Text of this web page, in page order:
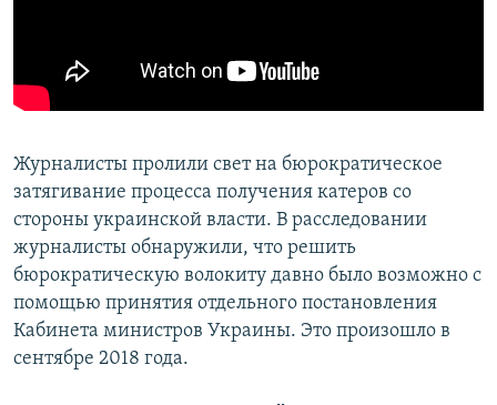
Журналисты пролили свет на бюрократическое
затягивание процесса получения катеров со
стороны украинской власти. В расследовании
журналисты обнаружили, что решить
бюрократическую волокиту давно было возможно с
помощью принятия отдельного постановления
Кабинета министров Украины. Это произошло в
сентябре 2018 года.